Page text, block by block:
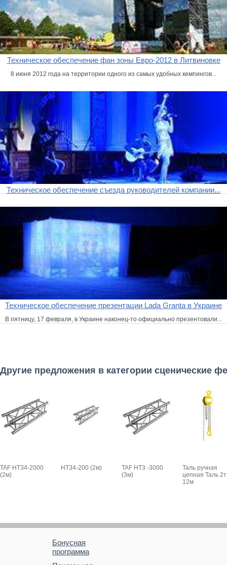
Техническое обеспечение фан зоны Евро-2012 в Литвиновке
8 июня 2012 года на территории одного из самых удобных кемпингов...
Техническое обеспечение съезда руководителей компании...
Техническое обеспечение презентации Lada Granta в Украине
В пятницу, 17 февраля, в Украине наконец-то официально презентовали...
Другие предложения в категории сценические
TAF HT34-2000
(2м)
HT34-200 (2м)
TAF HT3 -3000
(3м)
Таль ручная
цепная Таль
12м
Бонусная
программа